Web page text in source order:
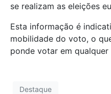
se realizam as eleições
Esta informação é
mobilidade do voto, o
ponde votar em qualquer
Destaque